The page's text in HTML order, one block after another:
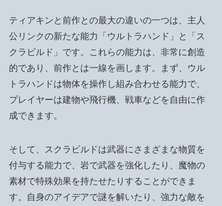
ティアキンと前作との最大の違いの一つは、主人
公リンクの新たな能力「ウルトラハンド」と「ス
クラビルド」です。これらの能力は、非常に創造
的であり、前作とは一線を画します。まず、ウル
トラハンドは物体を操作し組み合わせる能力で、
プレイヤーは建物や飛行機、戦車などを自由に作
成できます。
そして、スクラビルドは武器にさまざまな物質を
付与する能力で、岩で武器を強化したり、魔物の
素材で特殊効果を持たせたりすることができま
す。自身のアイデアで謎を解いたり、強力な敵を